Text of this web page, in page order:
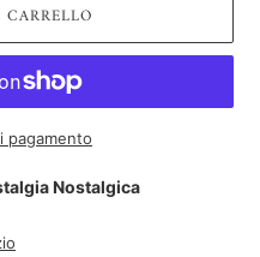
pagamento
Nostalgica